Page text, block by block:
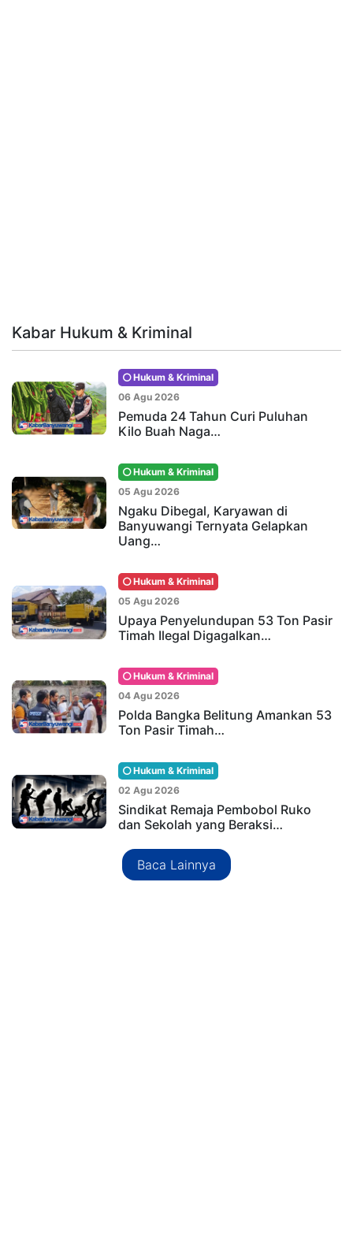
Kabar Hukum & Kriminal
Hukum & Kriminal
06 Agu 2026
Pemuda 24 Tahun Curi Puluhan
Kilo Buah Naga…
Hukum & Kriminal
05 Agu 2026
Ngaku Dibegal, Karyawan di
Banyuwangi Ternyata Gelapkan
Uang…
Hukum & Kriminal
05 Agu 2026
Upaya Penyelundupan 53 Ton Pasir
Timah Ilegal Digagalkan…
Hukum & Kriminal
04 Agu 2026
Polda Bangka Belitung Amankan 53
Ton Pasir Timah…
Hukum & Kriminal
02 Agu 2026
Sindikat Remaja Pembobol Ruko
dan Sekolah yang Beraksi…
Baca Lainnya